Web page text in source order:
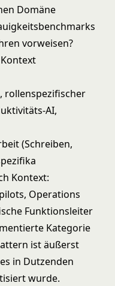
Domäne
vorweisen?
rollenspezifischer
AI,
(Schreiben,
Kontext:
Operations
Funktionsleiter
Kategorie
ist äußerst
in Dutzenden
wurde.